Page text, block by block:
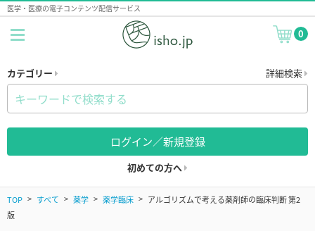
医学・医療の電子コンテンツ配信サービス
0
カテゴリー 詳細検索
ログイン／新規登録
初めての方へ
TOP すべて 薬学 薬学臨床
アルゴリズムで考える薬剤師の臨床判断 第2
版